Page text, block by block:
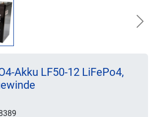
Akku LF50-12 LiFePo4,